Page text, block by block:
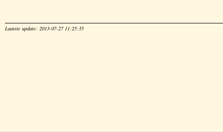
Laatste update: 2013-07-27 11:25:35